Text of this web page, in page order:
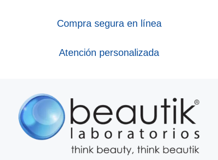
Compra segura en línea
Atención personalizada